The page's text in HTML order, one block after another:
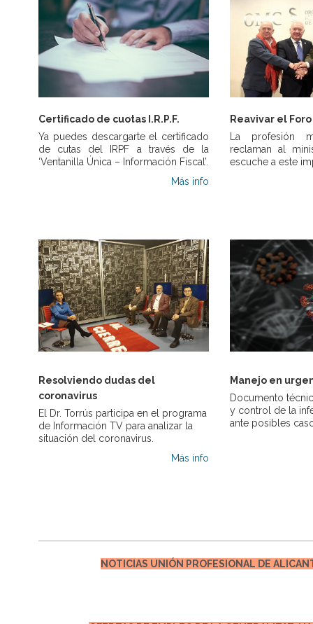
Certificado de cuotas I.R.P.F.
Ya puedes descargarte el certificado
de cutas del IRPF a través de la
‘Ventanilla Única – Información Fiscal’.
Más info
Resolviendo dudas del
coronavirus
El Dr. Torrús participa en el programa
de Información TV para analizar la
situación del coronavirus.
Más info
Reavivar el
La profesión
reclaman al
escuche a este
Manejo en
Documento
y control de la
ante posibles
NOTICIAS UNIÓN PROFESIONAL DE